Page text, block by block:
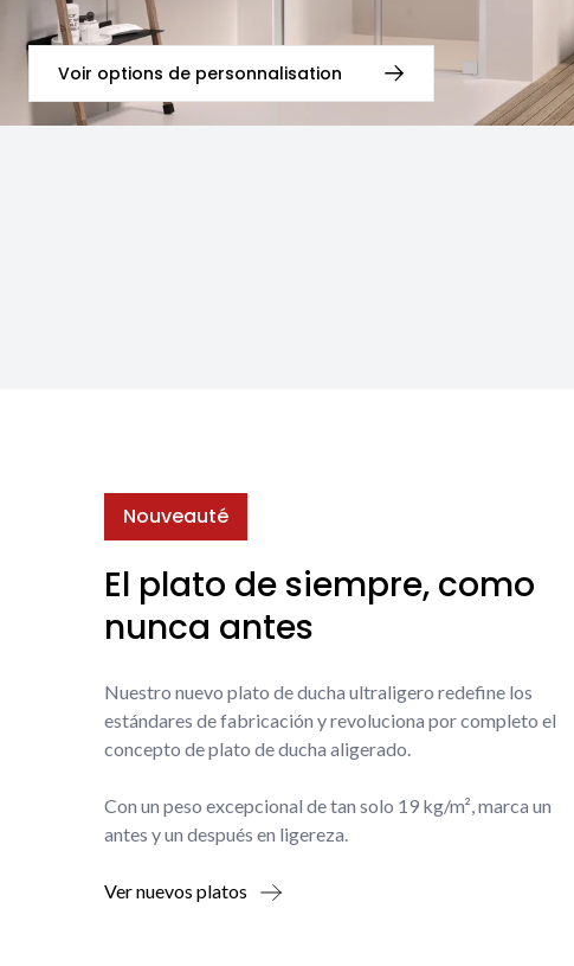
Voir options de personnalisation
Nouveauté
El plato de siempre, como
nunca antes
Nuestro nuevo plato de ducha ultraligero redefine los
estándares de fabricación y revoluciona por completo el
concepto de plato de ducha aligerado.
Con un peso excepcional de tan solo 19 kg/m², marca un
antes y un después en ligereza.
Ver nuevos platos